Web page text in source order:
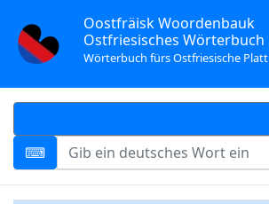
Oostfräisk Woordenbauk
Ostfriesisches Wörterbuch
Wörterbuch fürs Ostfriesische Platt